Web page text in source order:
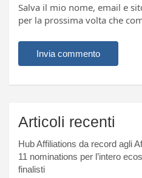
Salva il mio nome, email e
per la prossima volta che
Articoli recenti
Hub Affiliations da record agli
11 nominations per l’intero
finalisti